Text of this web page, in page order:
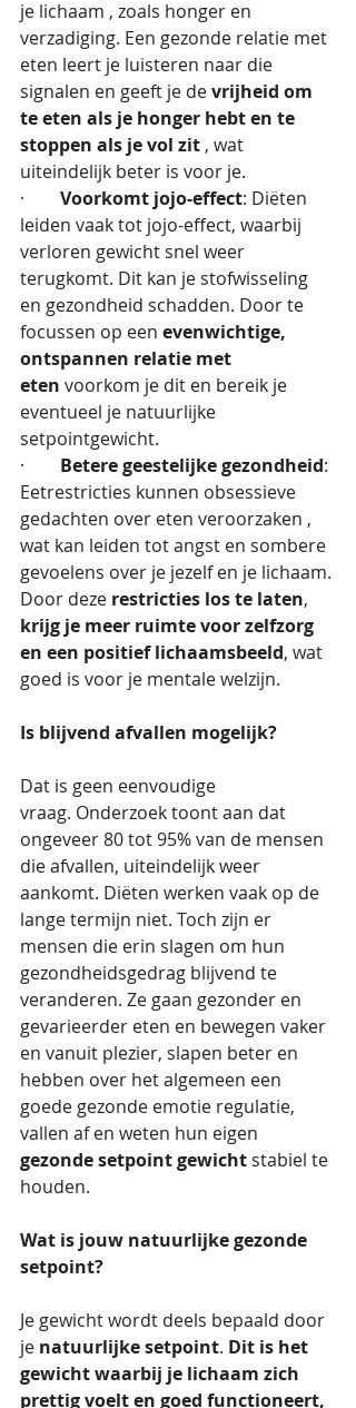
je lichaam , zoals honger en
verzadiging. Een gezonde relatie met
eten leert je luisteren naar die
signalen en geeft je de vrijheid om
te eten als je honger hebt en te
stoppen als je vol zit , wat
uiteindelijk beter is voor je.
· Voorkomt jojo-effect: Diëten
leiden vaak tot jojo-effect, waarbij
verloren gewicht snel weer
terugkomt. Dit kan je stofwisseling
en gezondheid schadden. Door te
focussen op een evenwichtige,
ontspannen relatie met
eten voorkom je dit en bereik je
eventueel je natuurlijke
setpointgewicht.
· Betere geestelijke gezondheid:
Eetrestricties kunnen obsessieve
gedachten over eten veroorzaken ,
wat kan leiden tot angst en sombere
gevoelens over je jezelf en je lichaam.
Door deze restricties los te laten,
krijg je meer ruimte voor zelfzorg
en een positief lichaamsbeeld, wat
goed is voor je mentale welzijn.
Is blijvend afvallen mogelijk?
Dat is geen eenvoudige
vraag. Onderzoek toont aan dat
ongeveer 80 tot 95% van de mensen
die afvallen, uiteindelijk weer
aankomt. Diëten werken vaak op de
lange termijn niet. Toch zijn er
mensen die erin slagen om hun
gezondheidsgedrag blijvend te
veranderen. Ze gaan gezonder en
gevarieerder eten en bewegen vaker
en vanuit plezier, slapen beter en
hebben over het algemeen een
goede gezonde emotie regulatie,
vallen af en weten hun eigen
gezonde setpoint gewicht stabiel te
houden.
Wat is jouw natuurlijke gezonde
setpoint?
Je gewicht wordt deels bepaald door
je natuurlijke setpoint. Dit is het
gewicht waarbij je lichaam zich
prettig voelt en goed functioneert,